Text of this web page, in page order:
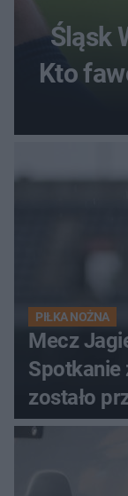
Śląsk
Kto
PIŁKA NOŻNA
Mecz
Spotkanie
zostało